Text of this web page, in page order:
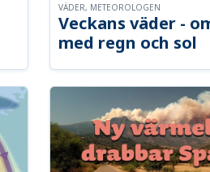
Veckans väder -
med regn och sol
VÄDER, METEOROLOGEN